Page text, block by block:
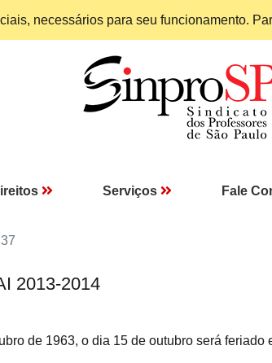
necessários para seu funcionamento.
Serviços Fale
2013-2014
de 1963, o dia 15 de outubro será feriado